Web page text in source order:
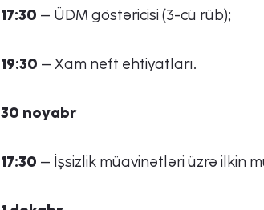
17:30 – ÜDM göstəricisi (3-cü rüb);
19:30 – Xam neft ehtiyatları.
30 noyabr
17:30 – İşsizlik müavinətləri üzrə ilkin